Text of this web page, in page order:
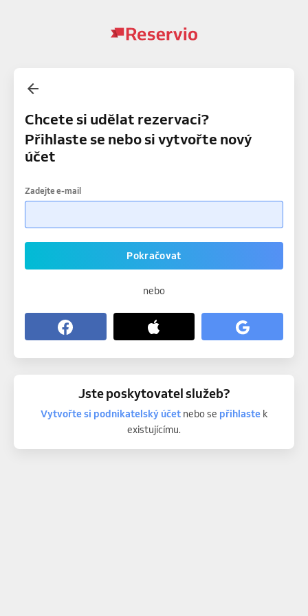
Chcete si udělat rezervaci?
Přihlaste se nebo si vytvořte nový
účet
Zadejte e-mail
Pokračovat
nebo
Jste poskytovatel služeb?
Vytvořte si podnikatelský účetnebo se přihlastek
existujícímu.